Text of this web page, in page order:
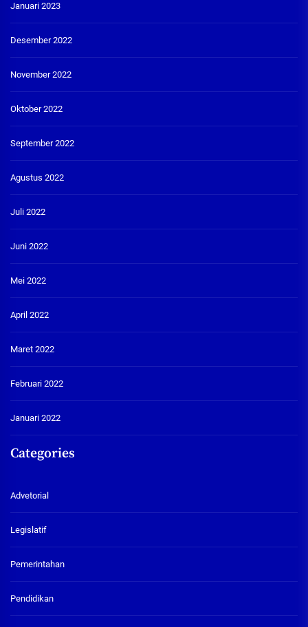
Januari 2023
Desember 2022
November 2022
Oktober 2022
September 2022
Agustus 2022
Juli 2022
Juni 2022
Mei 2022
April 2022
Maret 2022
Februari 2022
Januari 2022
Categories
Advetorial
Legislatif
Pemerintahan
Pendidikan